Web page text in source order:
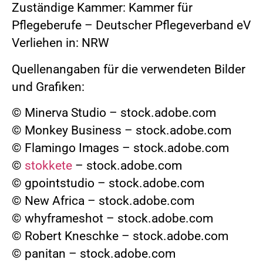
Zuständige Kammer: Kammer für
Pflegeberufe – Deutscher Pflegeverband eV
Verliehen in: NRW
Quellenangaben für die verwendeten Bilder
und Grafiken:
© Minerva Studio – stock.adobe.com
© Monkey Business – stock.adobe.com
© Flamingo Images – stock.adobe.com
© stokkete – stock.adobe.com
© gpointstudio – stock.adobe.com
© New Africa – stock.adobe.com
© whyframeshot – stock.adobe.com
© Robert Kneschke – stock.adobe.com
© panitan – stock.adobe.com